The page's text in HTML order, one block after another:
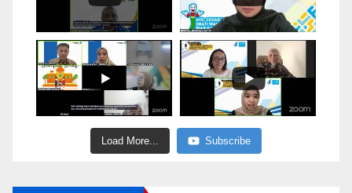
Load More... Subscribe